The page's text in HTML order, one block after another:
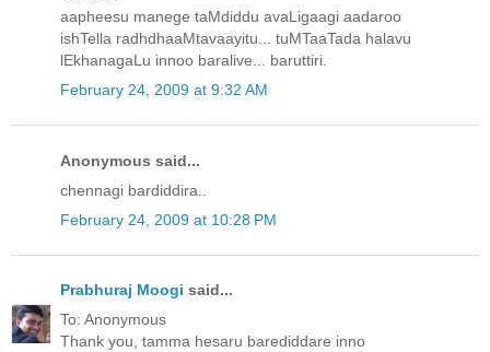
aapheesu manege taMdiddu avaLigaagi aadaroo
ishTella radhdhaaMtavaayitu... tuMTaaTada halavu
lEkhanagaLu innoo baralive... baruttiri.
February 24, 2009 at 9:32 AM
Anonymous said...
chennagi bardiddira..
February 24, 2009 at 10:28 PM
Prabhuraj Moogi said...
To: Anonymous
Thank you, tamma hesaru barediddare inno